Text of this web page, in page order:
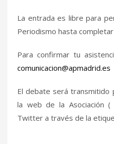
La entrada es libre para
Periodismo hasta
Para confirmar tu
comunicacion@apmadrid.es
El debate será
la web de la Asociación (
Twitter a través de la